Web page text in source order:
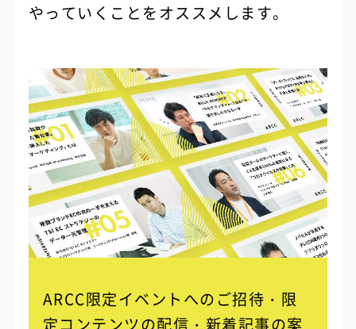
やっていくことをオススメします。
ARCC限定イベントへのご招待・限
定コンテンツの配信・ 新着記事の案